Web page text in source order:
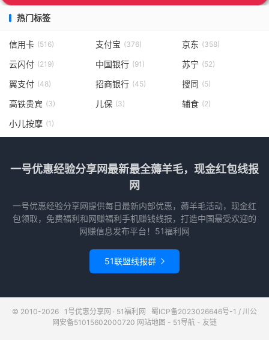
热门标签
信用卡 (516) 支付宝 (376) 京东 (358)
云闪付 (219) 中国银行 (91) 苏宁 (52)
翼支付 (48) 招商银行 (45) 搜同 (5)
高铁贵宾 (3) 儿保 (3) 辅食 (2)
小儿按摩 (1)
一号优惠经验分享网最新最全薅羊毛，现金红包线报
网
一号优惠经验分享网提供每日最新内部优惠，薅羊毛活动，现金红
包领取，免费福利和网赚福利手机赚钱线报，打造中国最受欢迎的
网赚信息发布平台！51福利网
51联盟线报群 
© 2010-2026 1号优惠分享网 · 51福利网 蜀ICP备2023026646号-1 / 川公
网安备51015602000720 网站地图 - 51导航 - 友链